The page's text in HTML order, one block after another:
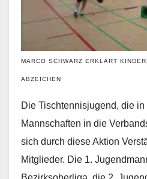
MARCO SCHWARZ ERKLÄRT
ABZEICHEN
Die Tischtennisjugend, die
Mannschaften in die
sich durch diese Aktion
Mitglieder. Die 1.